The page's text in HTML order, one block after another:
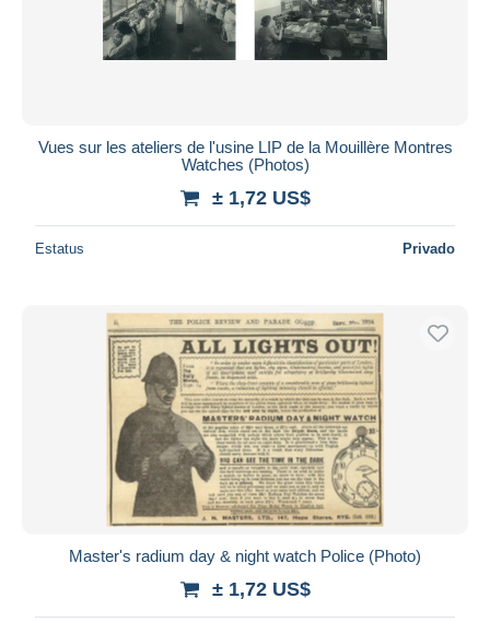
Vues sur les ateliers de l'usine LIP de la Mouillère Montres
Watches (Photos)
± 1,72 US$
Estatus Privado
Master's radium day & night watch Police (Photo)
± 1,72 US$